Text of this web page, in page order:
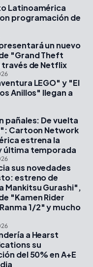
Latinoamérica
programación de
un nuevo
"Grand Theft
través de Netflix
LEGO" y "El
Anillos" llegan a
pañales: De vuelta
Cartoon Network
estrena la
última temporada
sus novedades
estreno de
Mankitsu Gurashi",
"Kamen Rider
1/2" y mucho
a Hearst
su
del 50% en A+E